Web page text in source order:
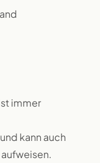
immer
kann auch